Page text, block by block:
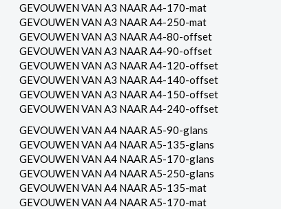
GEVOUWEN VAN A3 NAAR A4-170-mat
GEVOUWEN VAN A3 NAAR A4-250-mat
GEVOUWEN VAN A3 NAAR A4-80-offset
GEVOUWEN VAN A3 NAAR A4-90-offset
GEVOUWEN VAN A3 NAAR A4-120-offset
GEVOUWEN VAN A3 NAAR A4-140-offset
GEVOUWEN VAN A3 NAAR A4-150-offset
GEVOUWEN VAN A3 NAAR A4-240-offset
GEVOUWEN VAN A4 NAAR A5-90-glans
GEVOUWEN VAN A4 NAAR A5-135-glans
GEVOUWEN VAN A4 NAAR A5-170-glans
GEVOUWEN VAN A4 NAAR A5-250-glans
GEVOUWEN VAN A4 NAAR A5-135-mat
GEVOUWEN VAN A4 NAAR A5-170-mat